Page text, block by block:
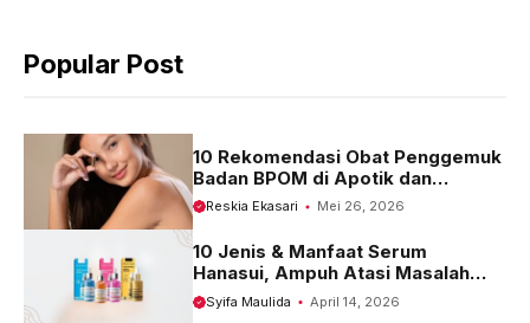
o
A
p
r
m
Popular Post
10 Rekomendasi Obat Penggemuk
Badan BPOM di Apotik dan
Harganya
Reskia Ekasari Mei 26, 2026
10 Jenis & Manfaat Serum
Hanasui, Ampuh Atasi Masalah
Kulit
Syifa Maulida April 14, 2026